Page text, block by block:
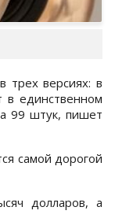
трех версиях: в
в единственном
99 штук, пишет
самой дорогой
долларов, а